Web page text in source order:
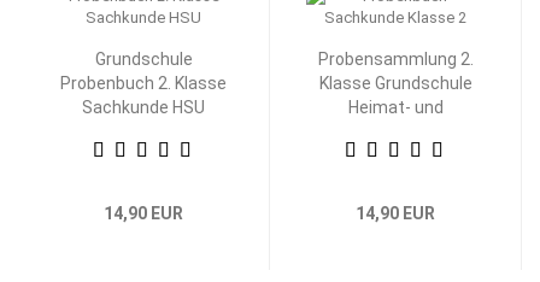
Grundschule
Probenbuch 2. Klasse
Sachkunde HSU
14,90 EUR
Probensammlung 2.
Klasse Grundschule
Heimat- und
14,90 EUR